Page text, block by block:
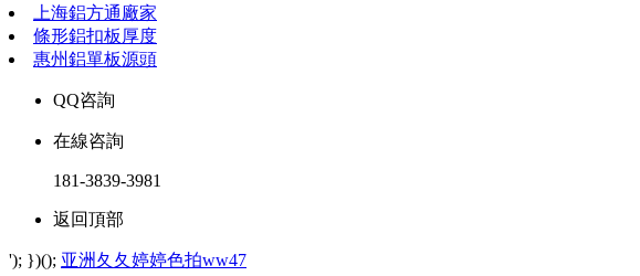
上海鋁方通廠家
條形鋁扣板厚度
惠州鋁單板源頭
QQ咨詢
在線咨詢
181-3839-3981
返回頂部
'); })(); 亚洲夂夂婷婷色拍ww47